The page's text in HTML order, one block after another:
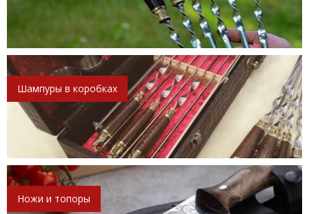
Шампуры в коробках
Ножи и топоры